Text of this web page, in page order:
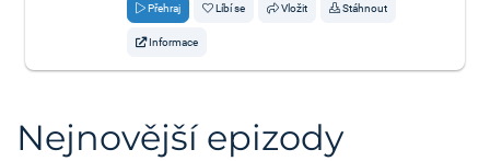
Přehraj Líbí se Vložit Stáhnout
Informace
Nejnovější epizody